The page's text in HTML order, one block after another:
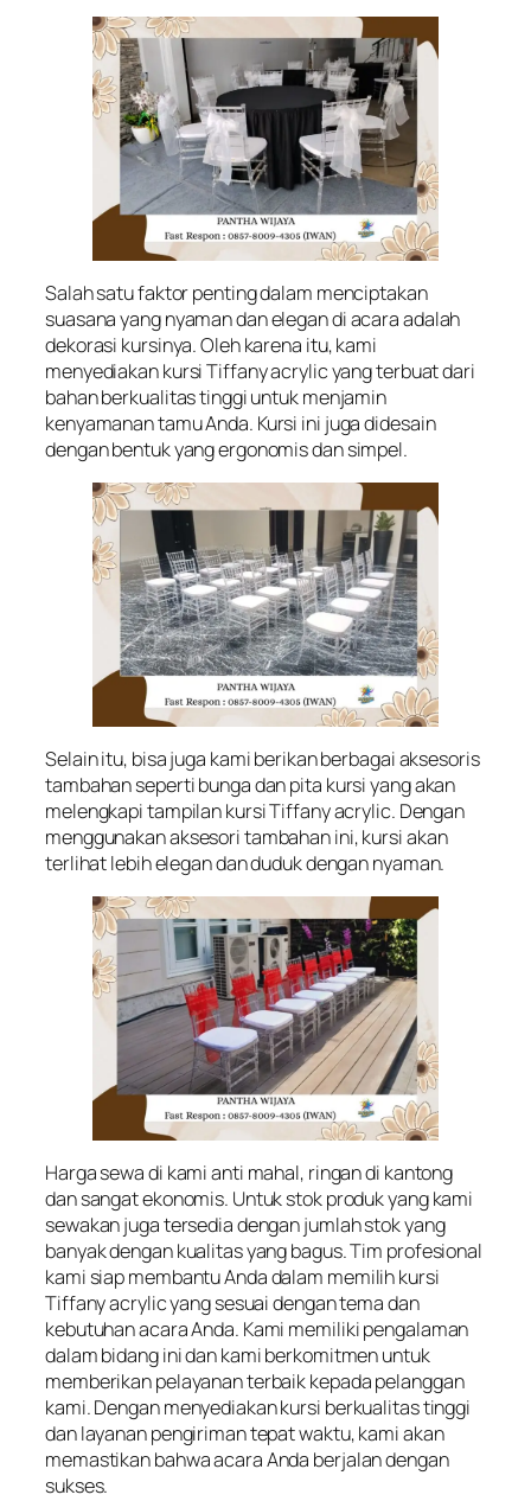
Salah satu faktor penting dalam menciptakan
suasana yang nyaman dan elegan di acara adalah
dekorasi kursinya. Oleh karena itu, kami
menyediakan kursi Tiffany acrylic yang terbuat dari
bahan berkualitas tinggi untuk menjamin
kenyamanan tamu Anda. Kursi ini juga didesain
dengan bentuk yang ergonomis dan simpel.
Selain itu, bisa juga kami berikan berbagai aksesoris
tambahan seperti bunga dan pita kursi yang akan
melengkapi tampilan kursi Tiffany acrylic. Dengan
menggunakan aksesori tambahan ini, kursi akan
terlihat lebih elegan dan duduk dengan nyaman.
Harga sewa di kami anti mahal, ringan di kantong
dan sangat ekonomis. Untuk stok produk yang kami
sewakan juga tersedia dengan jumlah stok yang
banyak dengan kualitas yang bagus. Tim profesional
kami siap membantu Anda dalam memilih kursi
Tiffany acrylic yang sesuai dengan tema dan
kebutuhan acara Anda. Kami memiliki pengalaman
dalam bidang ini dan kami berkomitmen untuk
memberikan pelayanan terbaik kepada pelanggan
kami. Dengan menyediakan kursi berkualitas tinggi
dan layanan pengiriman tepat waktu, kami akan
memastikan bahwa acara Anda berjalan dengan
sukses.